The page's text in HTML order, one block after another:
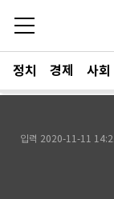
정치 경제 사회
입력 2020-11-11